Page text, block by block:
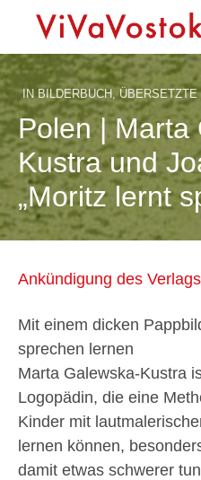
INBILDERBUCH ,ÜBERSETZTE
Polen | Marta
Kustra und
„Moritz lernt
Ankündigung des
Mit einem dicken
sprechen lernen
Marta Galewska-Kustra
Logopädin, die eine
Kinder mit
lernen können,
damit etwas schwerer